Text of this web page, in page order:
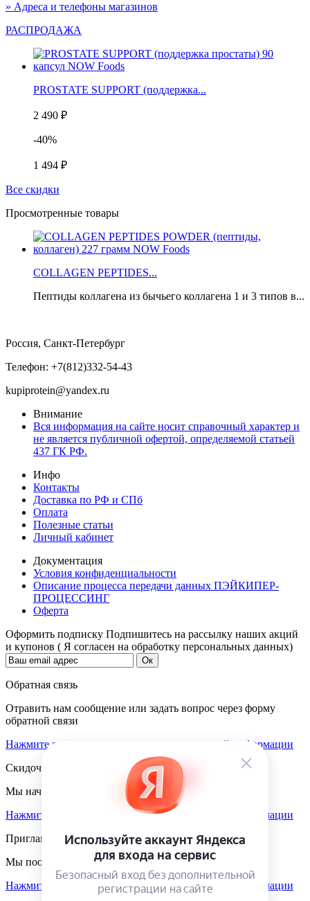
» Адреса и телефоны магазинов
РАСПРОДАЖА
PROSTATE SUPPORT (поддержка...
2 490 ₽
-40%
1 494 ₽
Все скидки
Просмотренные товары
COLLAGEN PEPTIDES...
Пептиды коллагена из бычьего коллагена 1 и 3 типов в...
Россия, Санкт-Петербург
Телефон: +7(812)332-54-43
kupiprotein@yandex.ru
Внимание
Вся информация на сайте носит справочный характер и
не является публичной офертой, определяемой статьей
437 ГК РФ.
Инфо
Контакты
Доставка по РФ и СПб
Оплата
Полезные статьи
Личный кабинет
Документация
Условия конфиденциальности
Описание процесса передачи данных ПЭЙКИПЕР-
ПРОЦЕССИНГ
Оферта
Оформить подписку Подпишитесь на рассылку наших акций
и купонов ( Я согласен на обработку персональных данных)
Обратная связь
Отравить нам сообщение или задать вопрос через форму
обратной связи
Нажмите здесь для получения дополнительной информации
Скидочная система
Мы начисляем кэшбэк с покупок
Нажмите здесь для получения дополнительной информации
Приглашаем к партнёрству
Мы поощеряем наших партнёров
Нажмите здесь для получения дополнительной информации